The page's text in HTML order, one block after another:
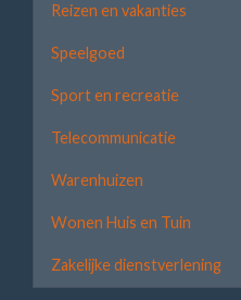
Reizen en vakanties
Speelgoed
Sport en recreatie
Telecommunicatie
Warenhuizen
Wonen Huis en Tuin
Zakelijke dienstverlening